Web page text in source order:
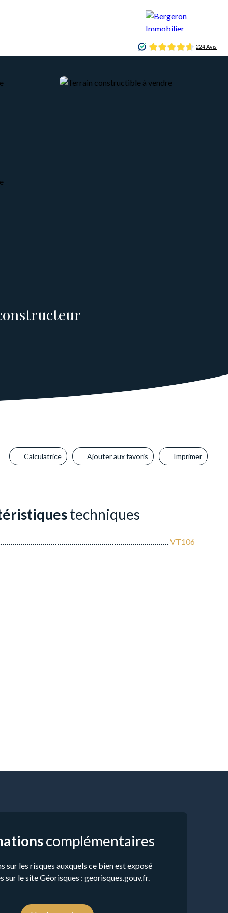
BLOG CONTACT
Calculatrice Ajouter aux favoris Imprimer
techniques
VT106
complémentaires
sur les risques auxquels ce bien est exposé
sur le site Géorisques : georisques.gouv.fr.